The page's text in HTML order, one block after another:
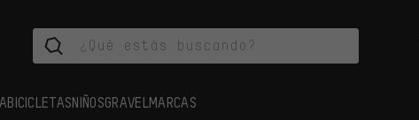
BICICLETASNIÑOSGRAVEL MARCAS